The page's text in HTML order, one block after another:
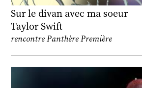
Sur le divan avec ma soeur
Taylor Swift
rencontre Panthère Première